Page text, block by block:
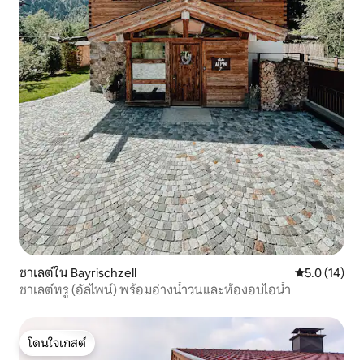
ชาเลต์ใน Bayrischzell คะแนนเฉลี่ย
5.0 (14)
ชาเลต์หรู (อัลไพน์) พร้อมอ่างน้ำวนและห้องอบไอน้ำ
โดนใจเกสต์
โดนใจเกสต์